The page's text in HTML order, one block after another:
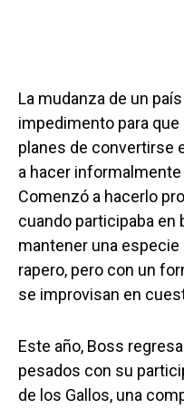
La mudanza de un
impedimento para
planes de convertirse
a hacer
Comenzó a hacerlo
cuando participaba en
mantener una
rapero, pero con un
se improvisan en
Este año, Boss
pesados con su
de los Gallos, una